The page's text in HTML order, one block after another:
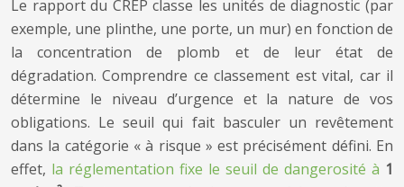
Le rapport du CREP classe les unités de diagnostic (par
exemple, une plinthe, une porte, un mur) en fonction de
la concentration de plomb et de leur état de
dégradation. Comprendre ce classement est vital, car il
détermine le niveau d’urgence et la nature de vos
obligations. Le seuil qui fait basculer un revêtement
dans la catégorie « à risque » est précisément défini. En
effet, la réglementation fixe le seuil de dangerosité à 1